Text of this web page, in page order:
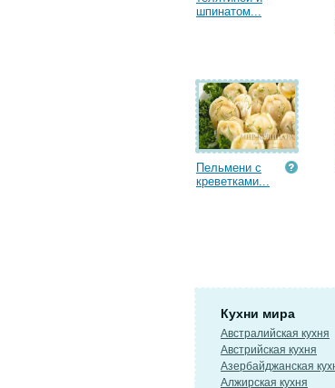
шпинатом...
Пельмени с
креветками...
Кухни мира
Австралийская кухня
Австрийская кухня
Азербайджанская
Алжирская кухня